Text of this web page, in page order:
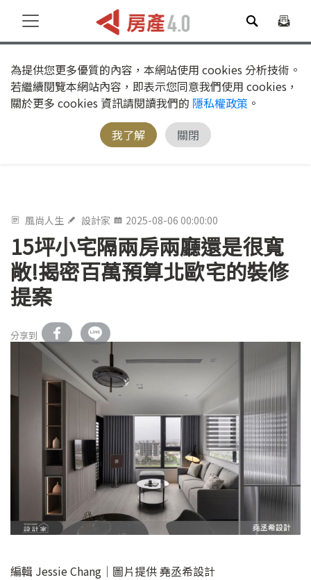
為提供您更多優質的內容，本網站使用 cookies 分析技術。
若繼續閱覽本網站內容，即表示您同意我們使用 cookies，
關於更多 cookies 資訊請閱讀我們的 隱私權政策 。
我了解
關閉
風尚人生 設計家 2025-08-06 00:00:00
15坪小宅隔兩房兩廳還是很寬
敞!揭密百萬預算北歐宅的裝修
提案
分享到
編輯 Jessie Chang｜圖片提供 堯丞希設計